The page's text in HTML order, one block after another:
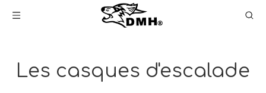
Les casques d'escalade